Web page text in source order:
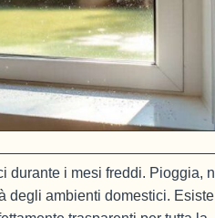
durante i mesi freddi. Pioggia,
degli ambienti domestici. Esiste